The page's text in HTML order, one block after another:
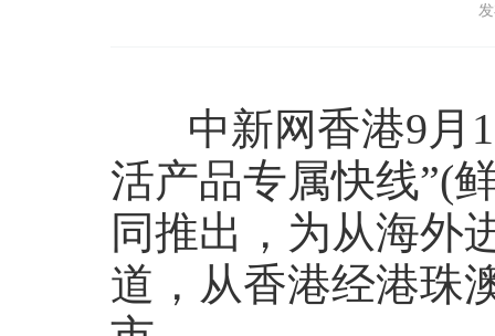
中新网香港9月
活产品专属快线”(
同推出，为从海外
道，从香港经港珠